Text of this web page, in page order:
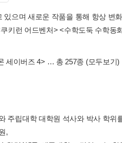
으며 새로운 작품을 통해 항상 변
키런 어드벤처> <수학도둑 수학동
세이버즈 4> … 총 257종 (모두보기)
주립대학 대학원 석사와 박사 학위
,